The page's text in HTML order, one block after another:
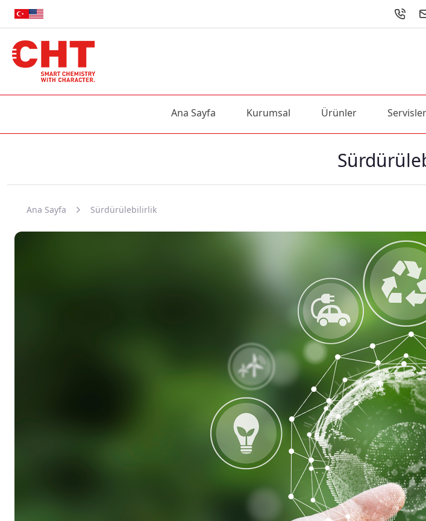
Ana Sayfa Kurumsal Ürünler Servisler
Ana Sayfa Sürdürülebilirlik